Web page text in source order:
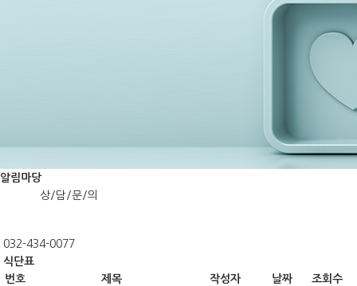
알림마당
상/담/문/의
032-434-0077
식단표
번호
제목 작성자 날짜
조회수